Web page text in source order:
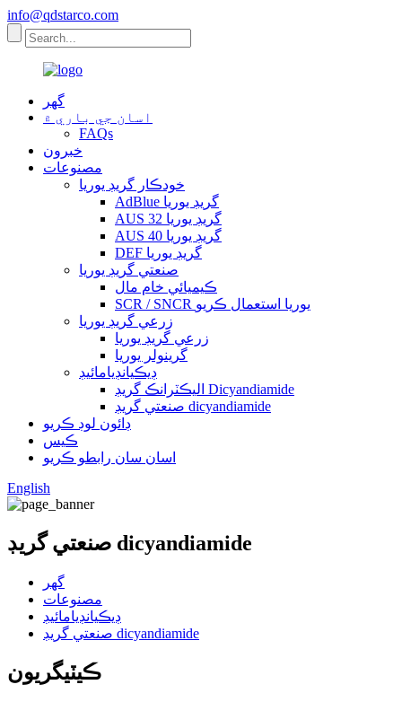
info@qdstarco.com
گهر
اسان جي باري ۾
FAQs
خبرون
مصنوعات
خودڪار گريڊ يوريا
AdBlue گريڊ يوريا
AUS 32 گريڊ يوريا
AUS 40 گريڊ يوريا
DEF گريڊ يوريا
صنعتي گريڊ يوريا
ڪيميائي خام مال
SCR / SNCR يوريا استعمال ڪريو
زرعي گريڊ يوريا
زرعي گريڊ يوريا
گرينولر يوريا
ڊيڪيانڊيامائيڊ
اليڪٽرانڪ گريڊ Dicyandiamide
صنعتي گريڊ dicyandiamide
ڊائون لوڊ ڪريو
ڪيس
اسان سان رابطو ڪريو
English
صنعتي گريڊ dicyandiamide
گهر
مصنوعات
ڊيڪيانڊيامائيڊ
صنعتي گريڊ dicyandiamide
ڪيٽيگريون